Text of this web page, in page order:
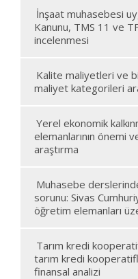
İnşaat muhasebesi
Kanunu, TMS 11 ve
incelenmesi
Kalite maliyetleri ve
maliyet kategorileri
Yerel ekonomik
elemanlarının önemi
araştırma
Muhasebe
sorunu: Sivas
öğretim elemanları
Tarım kredi
tarım kredi
finansal analizi